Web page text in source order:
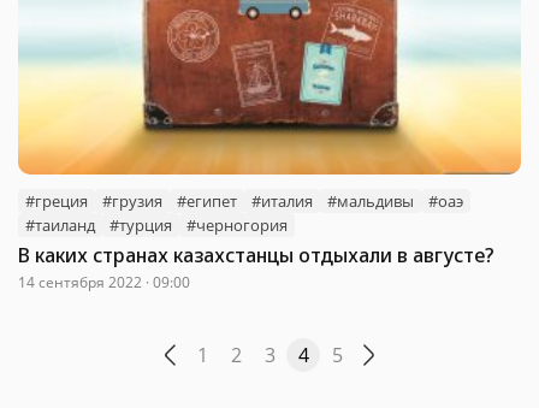
#греция #грузия #египет #италия #мальдивы
#оаэ
#таиланд
#турция #черногория
В каких странах казахстанцы отдыхали в августе?
14 сентября 2022 · 09:00
1 2 3 4 5